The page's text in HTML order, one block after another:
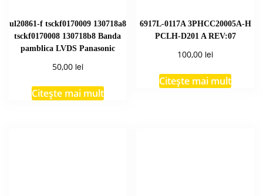
ul20861-f tsckf0170009 130718a8
tsckf0170008 130718b8 Banda
pamblica LVDS Panasonic
50,00 lei
Citește mai mult
6917L-0117A 3PHCC20005A-H
PCLH-D201 A REV:07
100,00 lei
Citește mai mult